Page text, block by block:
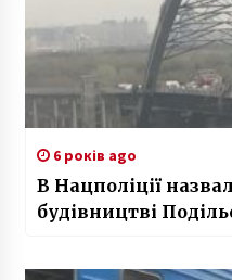
6 років ago
В Нацполіції
будівництві